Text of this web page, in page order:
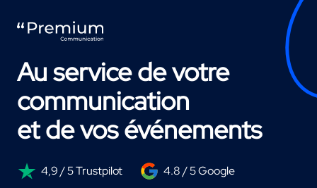
Au service de votre
communication
et de vos événements
4,9 / 5 Trustpilot 4.8 / 5 Google